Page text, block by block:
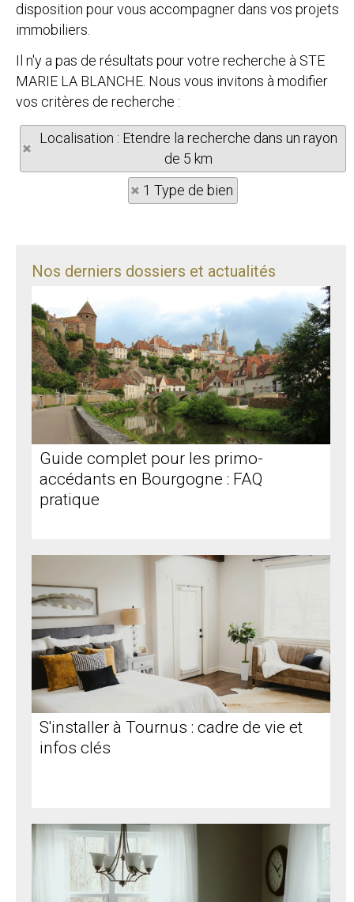
disposition pour vous accompagner dans vos projets
immobiliers.
Il n'y a pas de résultats pour votre recherche à STE
MARIE LA BLANCHE. Nous vous invitons à modifier
vos critères de recherche :
Localisation : Etendre la recherche dans un rayon
de 5 km
1 Type de bien
Nos derniers dossiers et actualités
Guide complet pour les primo-
accédants en Bourgogne : FAQ
pratique
S'installer à Tournus : cadre de vie et
infos clés